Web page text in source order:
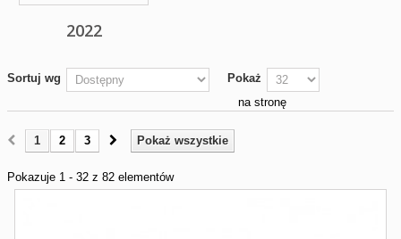
2022
Sortuj wg
Pokaż
na stronę
Pokaż wszystkie
1 2 3
Pokazuje 1 - 32 z 82 elementów